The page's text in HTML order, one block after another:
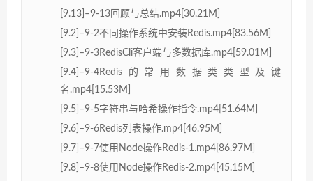
[9.13]–9-13回顾与总结.mp4[30.21M]
[9.2]–9-2不同操作系统中安装Redis.mp4[83.56M]
[9.3]–9-3RedisCli客户端与多数据库.mp4[59.01M]
[9.4]–9-4Redis的常用数据类类型及键
名.mp4[15.53M]
[9.5]–9-5字符串与哈希操作指令.mp4[51.64M]
[9.6]–9-6Redis列表操作.mp4[46.95M]
[9.7]–9-7使用Node操作Redis-1.mp4[86.97M]
[9.8]–9-8使用Node操作Redis-2.mp4[45.15M]